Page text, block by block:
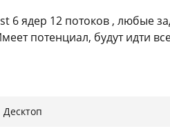
6 ядер 12 потоков , любые
потенциал, будут идти
процессоров I3, I5, I7, I9
Десктоп